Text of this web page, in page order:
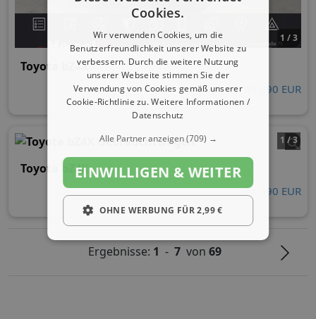
1 / 3
Toyota bZ4X
33.990 EUR
1 / 3
Toyota bZ4X
31.990 EUR
Ergebnisse: 1 -7 von69
Cookies.
Wir verwenden Cookies, um die
Benutzerfreundlichkeit unserer Website zu
verbessern. Durch die weitere Nutzung
unserer Webseite stimmen Sie der
Verwendung von Cookies gemäß unserer
Cookie-Richtlinie zu.Weitere Informationen /
Datenschutz
Alle Partner anzeigen(709) →
EINWILLIGEN & WEITER
OHNE WERBUNG FÜR 2,99 €